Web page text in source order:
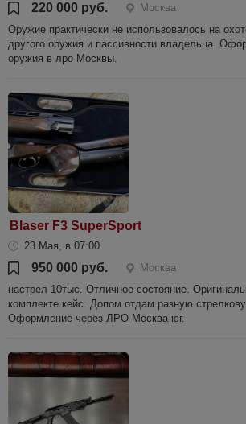
220 000 руб.
Москва
Оружие практически не использовалось на
другого оружия и пассивности владельца.
оружия в лро Москвы.
Blaser F3 SuperSport
23 Мая, в 07:00
950 000 руб.
Москва
настрел 10тыс. Отличное состояние.
комплекте кейс. Допом отдам разную
Оформление через ЛРО Москва юг.